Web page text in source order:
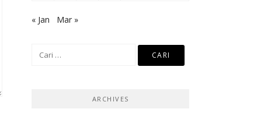
« Jan Mar »
Cari
ARCHIVES